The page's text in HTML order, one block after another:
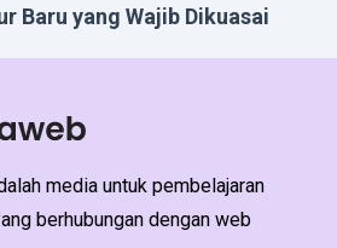
Baru yang Wajib Dikuasai
media untuk pembelajaran
berhubungan dengan web